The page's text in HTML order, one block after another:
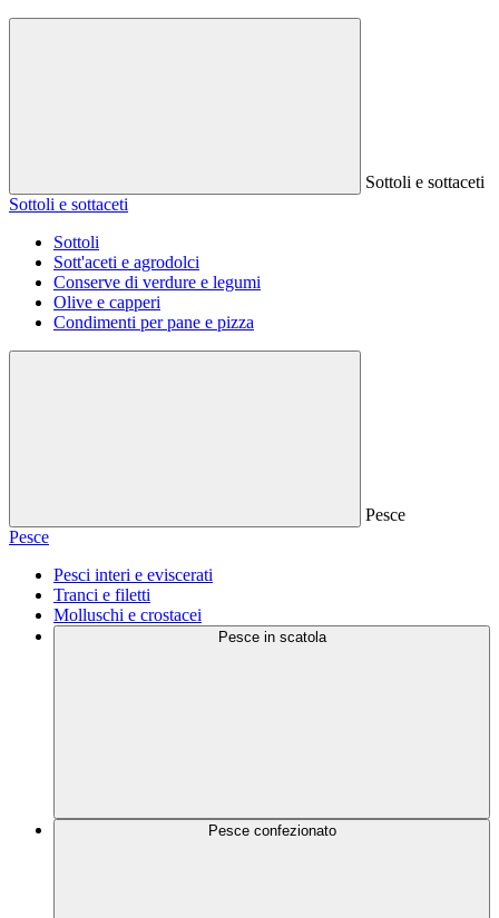
Sottoli e sottaceti
Sottoli e sottaceti
Sottoli
Sott'aceti e agrodolci
Conserve di verdure e legumi
Olive e capperi
Condimenti per pane e pizza
Pesce
Pesce
Pesci interi e eviscerati
Tranci e filetti
Molluschi e crostacei
Pesce in scatola
Pesce confezionato